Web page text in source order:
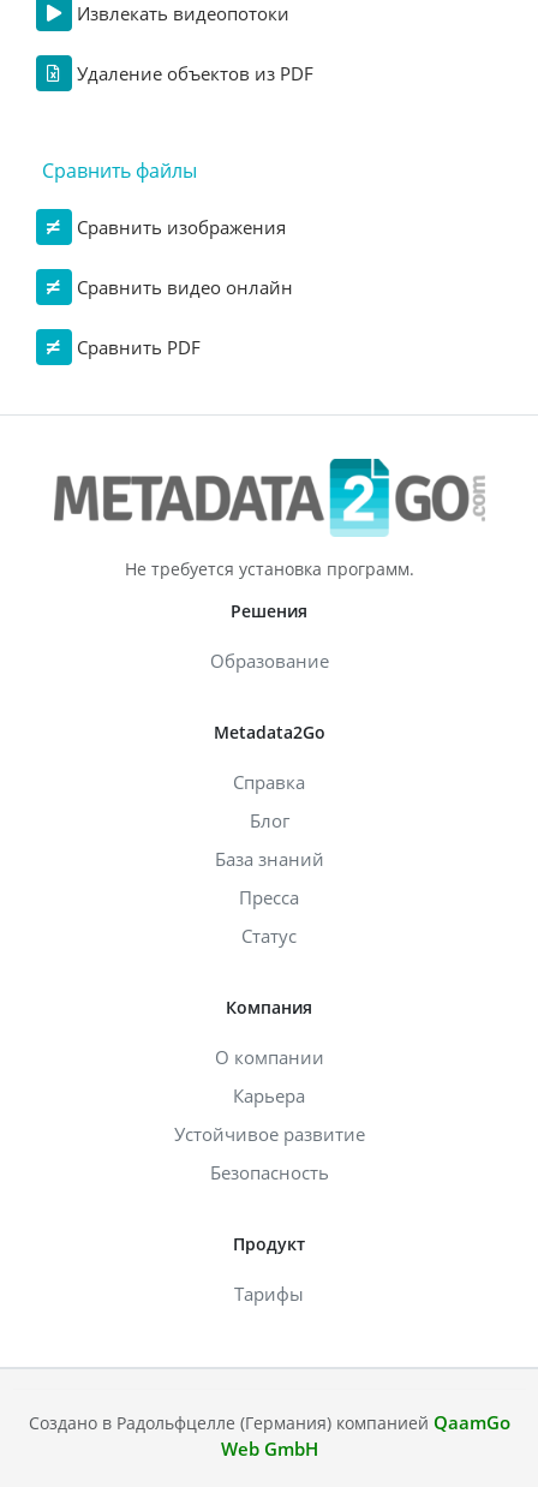
Извлекать видеопотоки
Удаление объектов из PDF
Сравнить файлы
Сравнить изображения
Сравнить видео онлайн
Сравнить PDF
Не требуется установка программ.
Решения
Образование
Metadata2Go
Справка
Блог
База знаний
Пресса
Статус
Компания
О компании
Карьера
Устойчивое развитие
Безопасность
Продукт
Тарифы
Создано в Радольфцелле (Германия) компанией QaamGo
Web GmbH